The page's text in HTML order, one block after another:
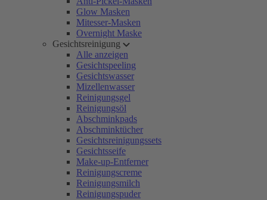
Glow Masken
Mitesser-Masken
Overnight Maske
Gesichtsreinigung
Alle anzeigen
Gesichtspeeling
Gesichtswasser
Mizellenwasser
Reinigungsgel
Reinigungsöl
Abschminkpads
Abschminktücher
Gesichtsreinigungssets
Gesichtsseife
Make-up-Entferner
Reinigungscreme
Reinigungsmilch
Reinigungspuder